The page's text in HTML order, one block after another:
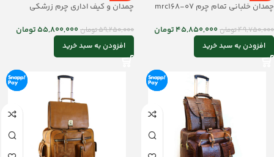
چمدان خلبانی تمام چرم mrc168-07
49,750,000تومان45,850,000تومان
افزودن به سبد خرید
چمدان و کیف اداری چرم زرشکی
59,250,000تومان55,800,000تومان
افزودن به سبد خرید